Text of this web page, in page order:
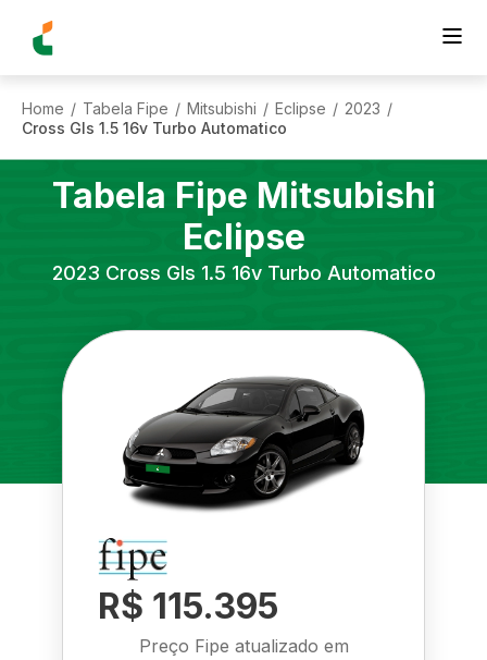
Home / Tabela Fipe / Mitsubishi / Eclipse / 2023 /
Cross Gls 1.5 16v Turbo Automatico
Tabela Fipe Mitsubishi
Eclipse
2023 Cross Gls 1.5 16v Turbo Automatico
R$ 115.395
Preço Fipe atualizado em